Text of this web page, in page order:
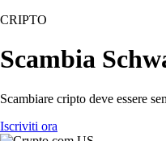
CRIPTO
Scambia
Scambiare cripto deve essere
Iscriviti ora